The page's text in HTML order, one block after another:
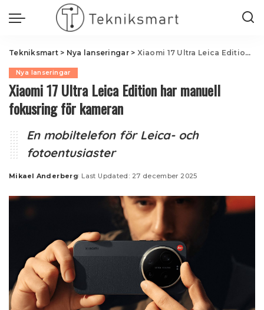
Tekniksmart> Nya lanseringar> Xiaomi 17 Ultra Leica Edition har manuell fokusring för kameran
Nya lanseringar
Xiaomi 17 Ultra Leica Edition har manuell
fokusring för kameran
En mobiltelefon för Leica- och
fotoentusiaster
Posted
Mikael Anderberg Last Updated: 27 december 2025